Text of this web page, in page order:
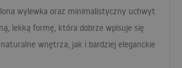
wylewka oraz minimalistyczny uchwyt
lekką formę, która dobrze wpisuje się
wnętrza, jak i bardziej eleganckie